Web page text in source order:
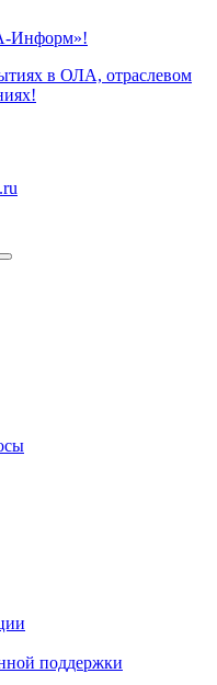
Информ»!
в ОЛА, отраслевом
поддержки